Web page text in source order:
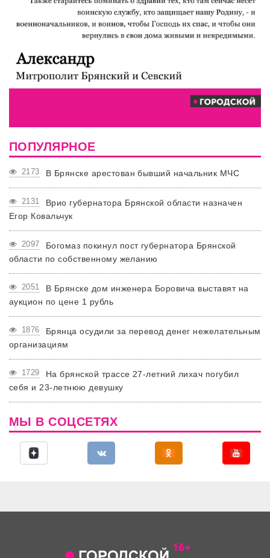
ПОПУЛЯРНОЕ
2173 В Брянске арестован бывший начальник МЧС
2131
Врио губернатора Брянской области назначен
Егор Ковальчук
2097
Богомаз покинул пост губернатора Брянской
области по собственному желанию
2051
В Брянске дом инженера Боровича выставят на
аукцион по цене 1 рубль
1876
Брянца осудили за перевод денег нежелательным
организациям
1729
На брянской трассе 27-летний лихач погубил
себя и 23-летнюю девушку
МЫ В СОЦСЕТЯХ